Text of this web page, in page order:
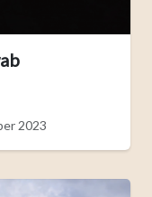
2023